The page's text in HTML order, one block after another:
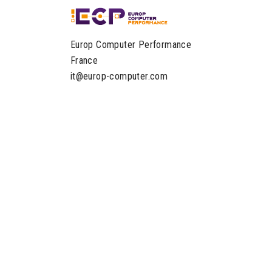
Europ Computer Performance
France
it@europ-computer.com